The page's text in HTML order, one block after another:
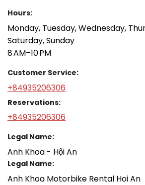
Hours:
Monday, Tuesday, Wednesday,
Saturday, Sunday
8 AM–10 PM
Customer Service:
+84935206306
Reservations:
+84935206306
Legal Name:
Anh Khoa - Hội An
Legal Name:
Anh Khoa Motorbike Rental Hoi An